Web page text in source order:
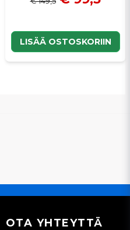
LISÄÄ OSTOSKORIIN
OTA YHTEYTTÄ